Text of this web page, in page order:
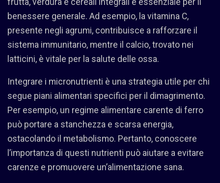
frutta, verdura e cereali integrali è essenziale per il
benessere generale. Ad esempio, la vitamina C,
presente negli agrumi, contribuisce a rafforzare il
sistema immunitario, mentre il calcio, trovato nei
latticini, è vitale per la salute delle ossa.
Integrare i micronutrienti è una strategia utile per chi
segue piani alimentari specifici per il dimagrimento.
Per esempio, un regime alimentare carente di ferro
può portare a stanchezza e scarsa energia,
ostacolando il metabolismo. Pertanto, conoscere
l’importanza di questi nutrienti può aiutare a evitare
carenze e promuovere un’alimentazione sana.